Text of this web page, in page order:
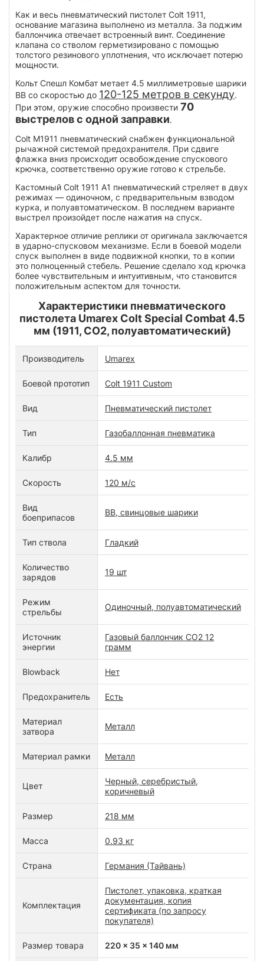
Как и весь пневматический пистолет Colt 1911,
основание магазина выполнено из металла. За поджим
баллончика отвечает встроенный винт. Соединение
клапана со стволом герметизировано с помощью
толстого резинового уплотнения, что исключает потерю
мощности.
Кольт Спешл Комбат метает 4.5 миллиметровые шарики
BB со скоростью до 120-125 метров в секунду.
При этом, оружие способно произвести 70
выстрелов с одной заправки.
Colt M1911 пневматический снабжен функциональной
рычажной системой предохранителя. При сдвиге
флажка вниз происходит освобождение спускового
крючка, соответственно оружие готово к стрельбе.
Кастомный Colt 1911 A1 пневматический стреляет в двух
режимах — одиночном, с предварительным взводом
курка, и полуавтоматическом. В последнем варианте
выстрел произойдет после нажатия на спуск.
Характерное отличие реплики от оригинала заключается
в ударно-спусковом механизме. Если в боевой модели
спуск выполнен в виде подвижной кнопки, то в копии
это полноценный стебель. Решение сделало ход крючка
более чувствительным и интуитивным, что становится
положительным аспектом для точности.
Характеристики пневматического
пистолета Umarex Colt Special Combat 4.5
мм (1911, CO2, полуавтоматический)
Производитель Umarex
Боевой прототип Colt 1911 Custom
Вид Пневматический пистолет
Тип Газобаллонная пневматика
Калибр 4.5 мм
Скорость 120 м/с
Вид
боеприпасов
BB, свинцовые шарики
Тип ствола Гладкий
Количество
зарядов
19 шт
Режим
стрельбы
Одиночный, полуавтоматический
Источник
энергии
Газовый баллончик CO2 12
грамм
Blowback Нет
Предохранитель Есть
Материал
затвора
Металл
Материал рамки Металл
Цвет
Черный, серебристый,
коричневый
Размер 218 мм
Масса 0.93 кг
Страна Германия (Тайвань)
Комплектация
Пистолет, упаковка, краткая
документация, копия
сертификата (по запросу
покупателя)
Размер товара 220 x 35 x 140 мм